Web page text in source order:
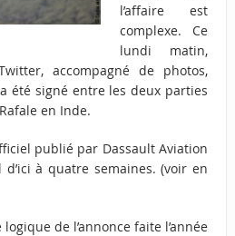
l’affaire est
complexe. Ce
lundi matin,
accompagné de photos,
a été signé entre les deux parties
en Inde.
publié par Dassault Aviation
à quatre semaines. (voir en
de l’annonce faite l’année